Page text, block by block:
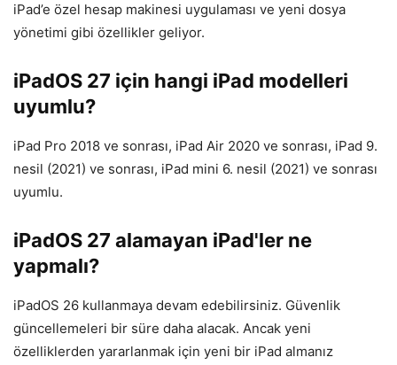
iPad’e özel hesap makinesi uygulaması ve yeni dosya
yönetimi gibi özellikler geliyor.
iPadOS 27 için hangi iPad modelleri
uyumlu?
iPad Pro 2018 ve sonrası, iPad Air 2020 ve sonrası, iPad 9.
nesil (2021) ve sonrası, iPad mini 6. nesil (2021) ve sonrası
uyumlu.
iPadOS 27 alamayan iPad'ler ne
yapmalı?
iPadOS 26 kullanmaya devam edebilirsiniz. Güvenlik
güncellemeleri bir süre daha alacak. Ancak yeni
özelliklerden yararlanmak için yeni bir iPad almanız